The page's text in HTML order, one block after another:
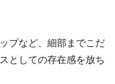
プなど、細部までこだ
としての存在感を放ち